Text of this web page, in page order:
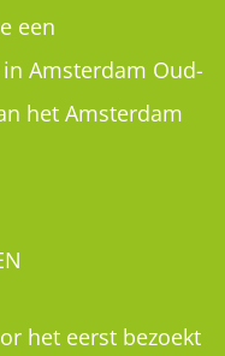
een
Amsterdam Oud-
het Amsterdam
het eerst bezoekt